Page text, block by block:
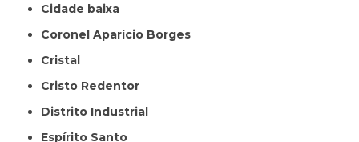
Cidade baixa
Coronel Aparício Borges
Cristal
Cristo Redentor
Distrito Industrial
Espírito Santo